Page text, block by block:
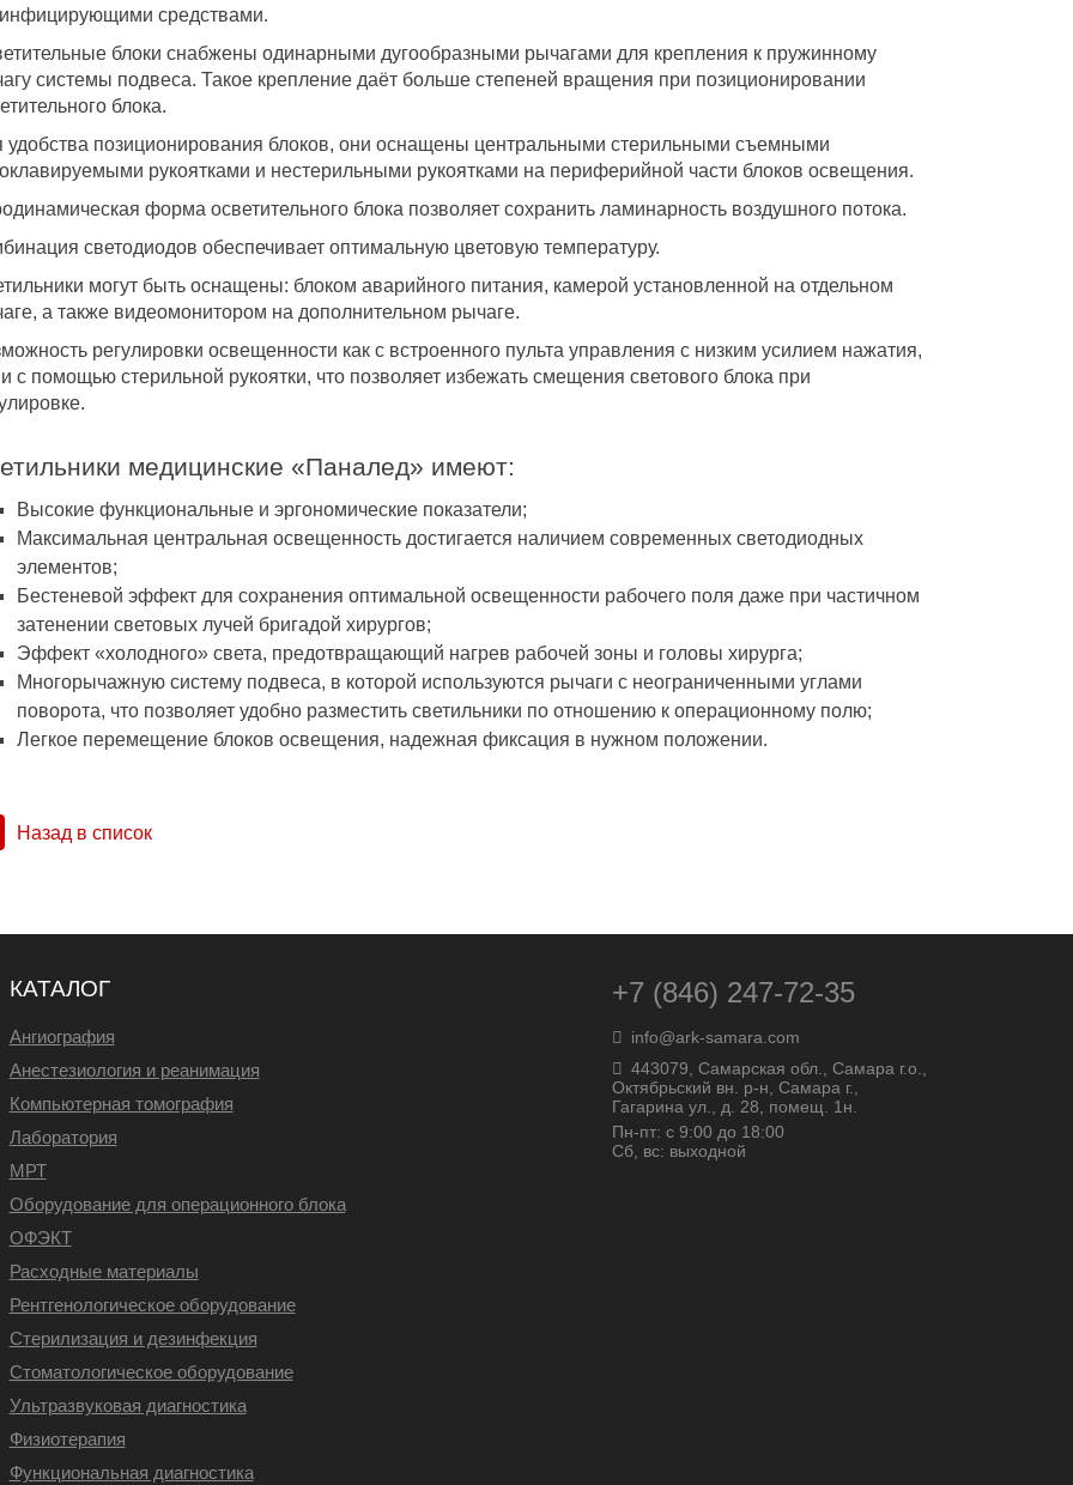
средствами.
блоки снабжены одинарными дугообразными рычагами для крепления к пружинному
системы подвеса. Такое крепление даёт больше степеней вращения при позиционировании
блока.
удобства позиционирования блоков, они оснащены центральными стерильными съемными
рукоятками и нестерильными рукоятками на периферийной части блоков освещения.
форма осветительного блока позволяет сохранить ламинарность воздушного потока.
светодиодов обеспечивает оптимальную цветовую температуру.
могут быть оснащены: блоком аварийного питания, камерой установленной на отдельном
а также видеомонитором на дополнительном рычаге.
регулировки освещенности как с встроенного пульта управления с низким усилием нажатия,
и с помощью стерильной рукоятки, что позволяет избежать смещения светового блока при
медицинские «Паналед» имеют:
Высокие функциональные и эргономические показатели;
Максимальная центральная освещенность достигается наличием современных светодиодных
элементов;
Бестеневой эффект для сохранения оптимальной освещенности рабочего поля даже при частичном
затенении световых лучей бригадой хирургов;
Эффект «холодного» света, предотвращающий нагрев рабочей зоны и головы хирурга;
Многорычажную систему подвеса, в которой используются рычаги с неограниченными углами
поворота, что позволяет удобно разместить светильники по отношению к операционному полю;
Легкое перемещение блоков освещения, надежная фиксация в нужном положении.
Назад в список
КАТАЛОГ
Ангиография
Анестезиология и реанимация
Компьютерная томография
Лаборатория
МРТ
Оборудование для операционного блока
ОФЭКТ
Расходные материалы
Рентгенологическое оборудование
Стерилизация и дезинфекция
Стоматологическое оборудование
Ультразвуковая диагностика
Физиотерапия
Функциональная диагностика
+7 (846) 247-72-35
info@ark-samara.com
443079, Самарская обл., Самара г.о.,
Октябрьский вн. р-н, Самара г.,
Гагарина ул., д. 28, помещ. 1н.
Пн-пт: с 9:00 до 18:00
Сб, вс: выходной